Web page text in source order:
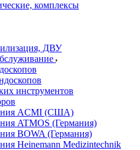
комплексы
ДВУ
инструментов
ACMI (США)
ATMOS (Германия)
BOWA (Германия)
Heinemann Medizintechnik